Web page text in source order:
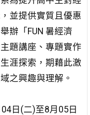
並提供實質且優惠
辦「FUN 暑經濟
題講座、專題實作
涯探索，期藉此激
之興趣與理解。
日(二)至8月05日